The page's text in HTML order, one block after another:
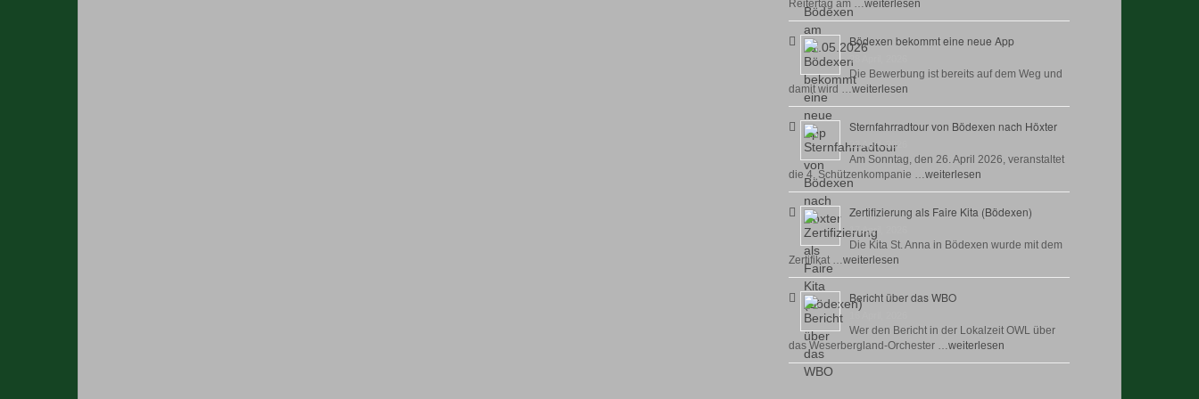
Reitertag am …weiterlesen
Bödexen bekommt eine neue App
28 April, 2026
Die Bewerbung ist bereits auf dem Weg und
damit wird …weiterlesen
Sternfahrradtour von Bödexen nach Höxter
23 April, 2026
Am Sonntag, den 26. April 2026, veranstaltet
die 4. Schützenkompanie …weiterlesen
Zertifizierung als Faire Kita (Bödexen)
17 April, 2026
Die Kita St. Anna in Bödexen wurde mit dem
Zertifikat …weiterlesen
Bericht über das WBO
Wer den Bericht in der Lokalzeit OWL über
das Weserbergland-Orchester …weiterlesen